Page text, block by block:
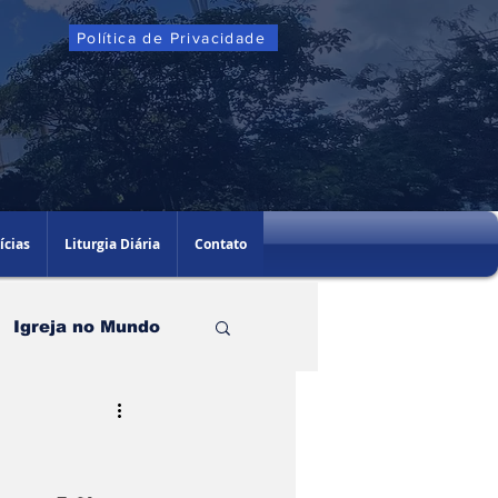
Política de Privacidade
Liturgia Diária Contato
Igreja no Mundo